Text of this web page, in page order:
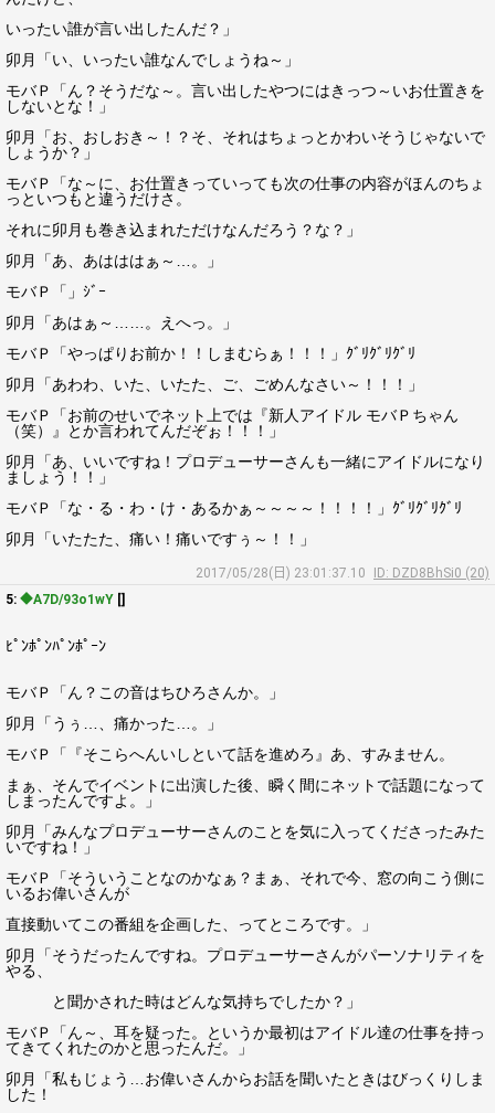
いったい誰が言い出したんだ？」
卯月「い、いったい誰なんでしょうね～」
モバＰ「ん？そうだな～。言い出したやつにはきっつ～いお仕置きを
しないとな！」
卯月「お、おしおき～！？そ、それはちょっとかわいそうじゃないで
しょうか？」
モバＰ「な～に、お仕置きっていっても次の仕事の内容がほんのちょ
っといつもと違うだけさ。
それに卯月も巻き込まれただけなんだろう？な？」
卯月「あ、あはははぁ～…。」
モバＰ「」ｼﾞｰ
卯月「あはぁ～……。えへっ。」
モバＰ「やっぱりお前か！！しまむらぁ！！！」ｸﾞﾘｸﾞﾘｸﾞﾘ
卯月「あわわ、いた、いたた、ご、ごめんなさい～！！！」
モバＰ「お前のせいでネット上では『新人アイドル モバＰちゃん
（笑）』とか言われてんだぞぉ！！！」
卯月「あ、いいですね！プロデューサーさんも一緒にアイドルになり
ましょう！！」
モバＰ「な・る・わ・け・あるかぁ～～～～！！！！」ｸﾞﾘｸﾞﾘｸﾞﾘ
卯月「いたたた、痛い！痛いですぅ～！！」
2017/05/28(日) 23:01:37.10
ID: DZD8BhSi0 (20)
5: ◆A7D/93o1wY []
ﾋﾟﾝﾎﾟﾝﾊﾟﾝﾎﾟｰﾝ
モバＰ「ん？この音はちひろさんか。」
卯月「うぅ…、痛かった…。」
モバＰ「『そこらへんいしといて話を進めろ』あ、すみません。
まぁ、そんでイベントに出演した後、瞬く間にネットで話題になって
しまったんですよ。」
卯月「みんなプロデューサーさんのことを気に入ってくださったみた
いですね！」
モバＰ「そういうことなのかなぁ？まぁ、それで今、窓の向こう側に
いるお偉いさんが
直接動いてこの番組を企画した、ってところです。」
卯月「そうだったんですね。プロデューサーさんがパーソナリティを
やる、
と聞かされた時はどんな気持ちでしたか？」
モバＰ「ん～、耳を疑った。というか最初はアイドル達の仕事を持っ
てきてくれたのかと思ったんだ。」
卯月「私もじょう…お偉いさんからお話を聞いたときはびっくりしま
した！